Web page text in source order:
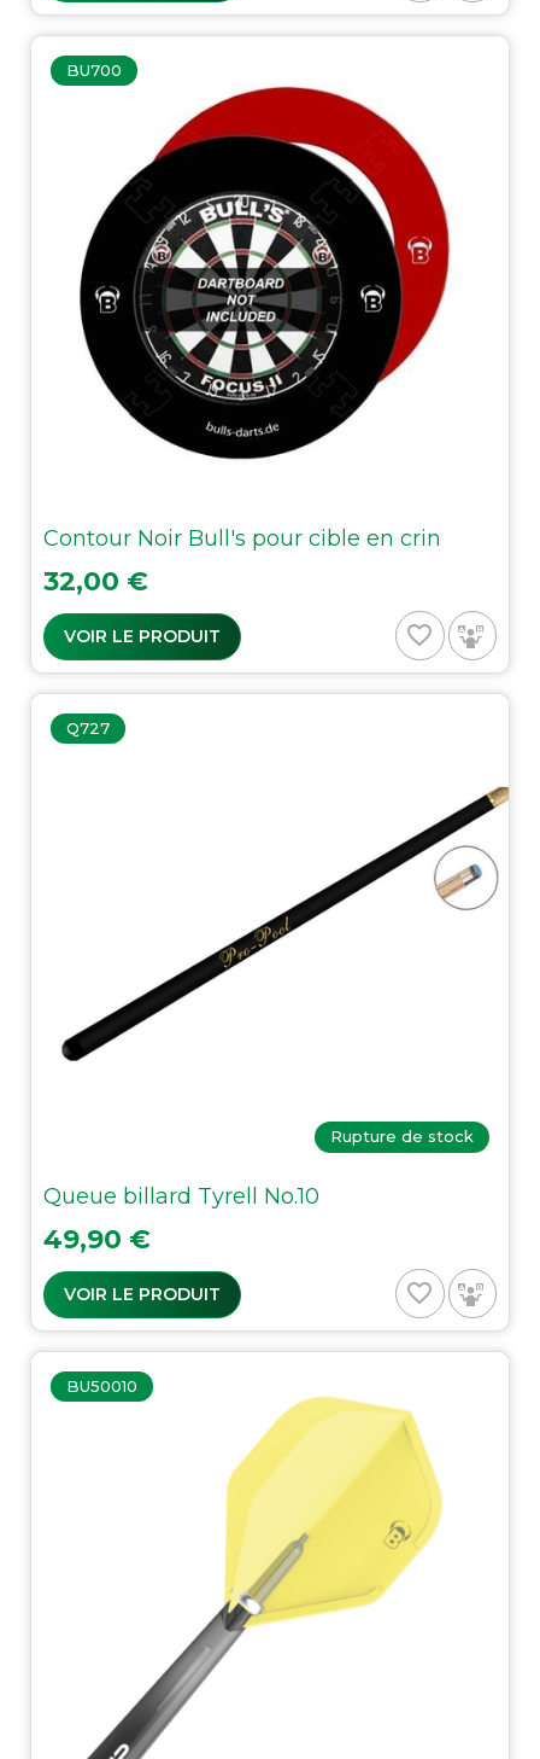
BU700
Contour Noir Bull's pour cible en crin
Prix
32,00 €
VOIR LE PRODUIT favorite_border
Q727
Rupture de stock
Queue billard Tyrell No.10
Prix
49,90 €
VOIR LE PRODUIT favorite_border
BU50010